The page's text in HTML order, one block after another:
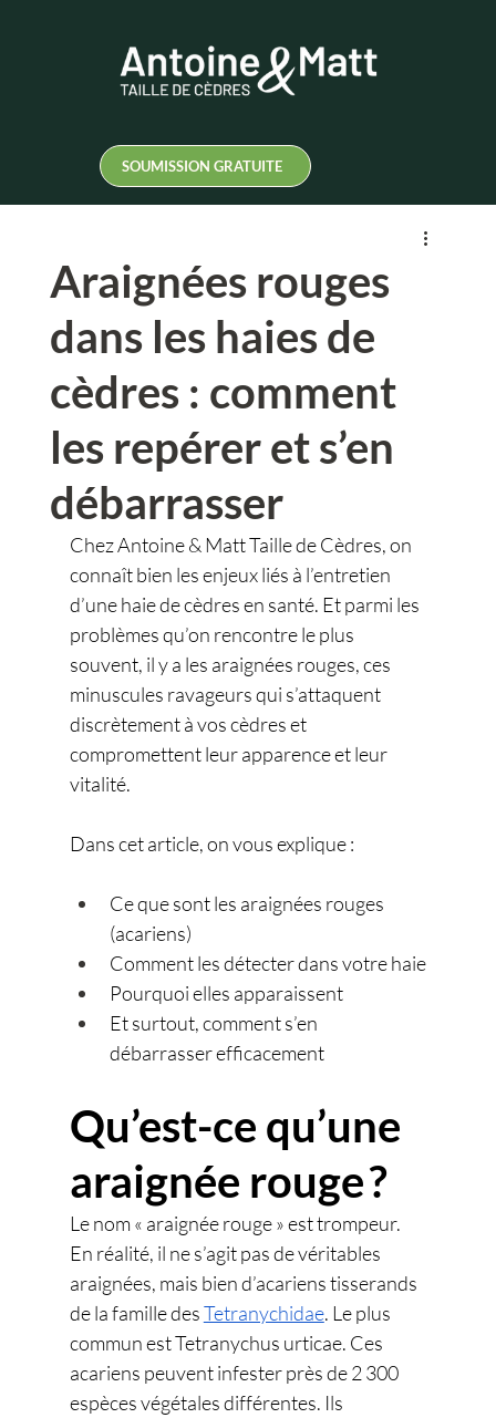
SOUMISSION GRATUITE
Araignées rouges
dans les haies de
cèdres : comment
les repérer et s’en
débarrasser
Chez Antoine & Matt Taille de Cèdres, on
connaît bien les enjeux liés à l’entretien
d’une haie de cèdres en santé. Et parmi les
problèmes qu’on rencontre le plus
souvent, il y a les araignées rouges, ces
minuscules ravageurs qui s’attaquent
discrètement à vos cèdres et
compromettent leur apparence et leur
vitalité.
Dans cet article, on vous explique :
Ce que sont les araignées rouges
(acariens)
Comment les détecter dans votre haie
Pourquoi elles apparaissent
Et surtout, comment s’en
débarrasser efficacement
Qu’est-ce qu’une
araignée rouge ?
Le nom « araignée rouge » est trompeur.
En réalité, il ne s’agit pas de véritables
araignées, mais bien d’acariens tisserands
de la famille des Tetranychidae. Le plus
commun est Tetranychus urticae. Ces
acariens peuvent infester près de 2 300
espèces végétales différentes. Ils